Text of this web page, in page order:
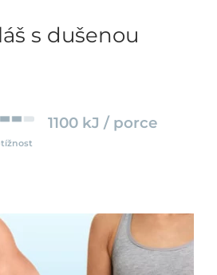
s dušenou
1100 kJ / porce